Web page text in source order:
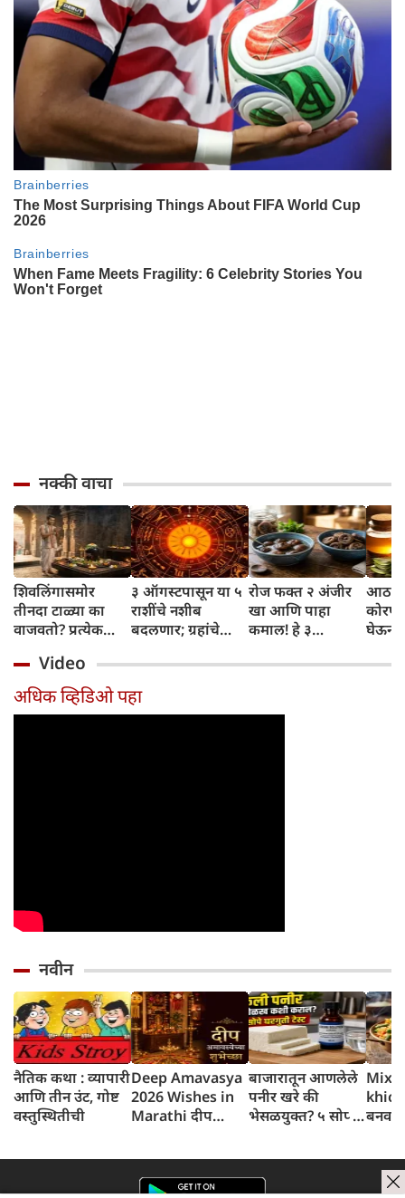
नक्की वाचा
शिवलिंगासमोर
तीनदा टाळ्या का
वाजवतो? प्रत्येक
जाणून घ्या
३ ऑगस्टपासून या ५
राशींचे नशीब
बदलणार; ग्रहांचे
संपतील आणि शुभ
दिवसांची सुरुवात
होईल
रोज फक्त २ अंजीर
खा आणि पाहा
कमाल! हे ३
तुम्हाला ठाऊक
घेऊन
Video
अधिक व्हिडिओ पहा
नवीन
नैतिक कथा : व्यापारी
आणि तीन उंट, गोष्ट
वस्तुस्थितीची
Deep Amavasya
2026 Wishes in
Marathi दीप
बाजारातून आणलेले
पनीर खरे की
भेसळयुक्त? ५ सोप्या बनवा